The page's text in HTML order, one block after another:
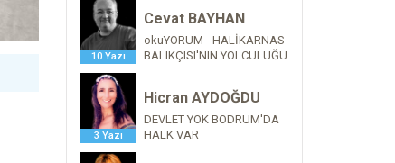
10 Yazı
Cevat BAYHAN
okuYORUM - HALİKARNAS
BALIKÇISI'NIN YOLCULUĞU
3 Yazı
Hicran AYDOĞDU
DEVLET YOK BODRUM'DA
HALK VAR